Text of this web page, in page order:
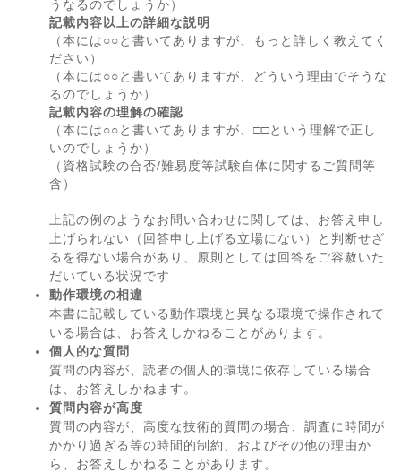
うなるのでしょうか）
記載内容以上の詳細な説明
（本には○○と書いてありますが、もっと詳しく教えてく
ださい）
（本には○○と書いてありますが、どういう理由でそうな
るのでしょうか）
記載内容の理解の確認
（本には○○と書いてありますが、□□という理解で正し
いのでしょうか）
（資格試験の合否/難易度等試験自体に関するご質問等
含）
上記の例のようなお問い合わせに関しては、お答え申し
上げられない（回答申し上げる立場にない）と判断せざ
るを得ない場合があり、原則としては回答をご容赦いた
だいている状況です
動作環境の相違
本書に記載している動作環境と異なる環境で操作されて
いる場合は、お答えしかねることがあります。
個人的な質問
質問の内容が、読者の個人的環境に依存している場合
は、お答えしかねます。
質問内容が高度
質問の内容が、高度な技術的質問の場合、調査に時間が
かかり過ぎる等の時間的制約、およびその他の理由か
ら、お答えしかねることがあります。